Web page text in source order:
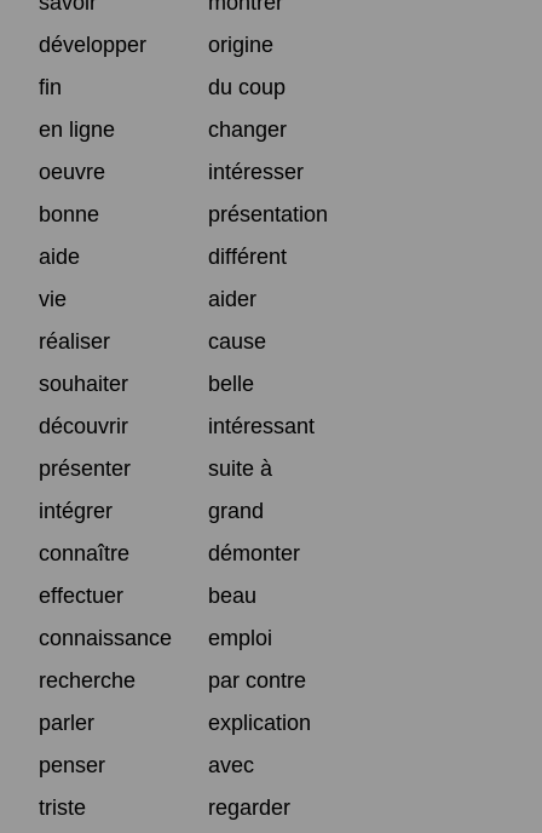
développer
origine
fin
du coup
en ligne
changer
oeuvre
intéresser
bonne
présentation
aide
différent
vie
aider
réaliser
cause
souhaiter
belle
découvrir
intéressant
présenter
suite à
intégrer
grand
connaître
démonter
effectuer
beau
connaissance
emploi
recherche
par contre
parler
explication
penser
avec
triste
regarder